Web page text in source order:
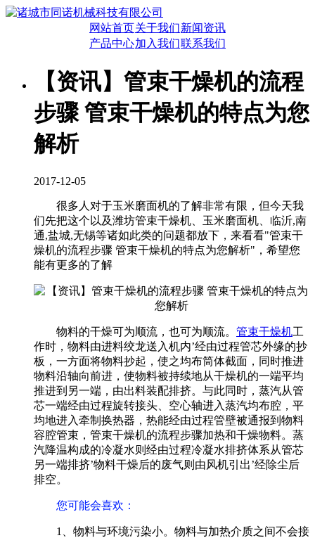
网站首页关于我们新闻资讯
产品中心加入我们联系我们
【资讯】管束干燥机的流程
步骤 管束干燥机的特点为您
解析
2017-12-05
很多人对于玉米磨面机的了解非常有限，但今天我
们先把这个以及潍坊管束干燥机、玉米磨面机、临沂,南
通,盐城,无锡等诸如此类的问题都放下，来看看"管束干
燥机的流程步骤 管束干燥机的特点为您解析"，希望您
能有更多的了解
物料的干燥可为顺流，也可为顺流。 管束干燥机工
作时，物料由进料绞龙送入机内’经由过程管芯外缘的抄
板，一方面将物料抄起，使之均布筒体截面，同时推进
物料沿轴向前进，使物料被持续地从干燥机的一端平均
推进到另一端，由出料装配排挤。与此同时，蒸汽从管
芯一端经由过程旋转接头、空心轴进入蒸汽均布腔，平
均地进入牵制换热器，热能经由过程管壁被通报到物料
容腔管束，管束干燥机的流程步骤加热和干燥物料。蒸
汽降温构成的冷凝水则经由过程冷凝水排挤体系从管芯
另一端排挤’物料干燥后的废气则由风机引出’经除尘后
排空。
您可能会喜欢：
1、物料与环境污染小。物料与加热介质之间不会接